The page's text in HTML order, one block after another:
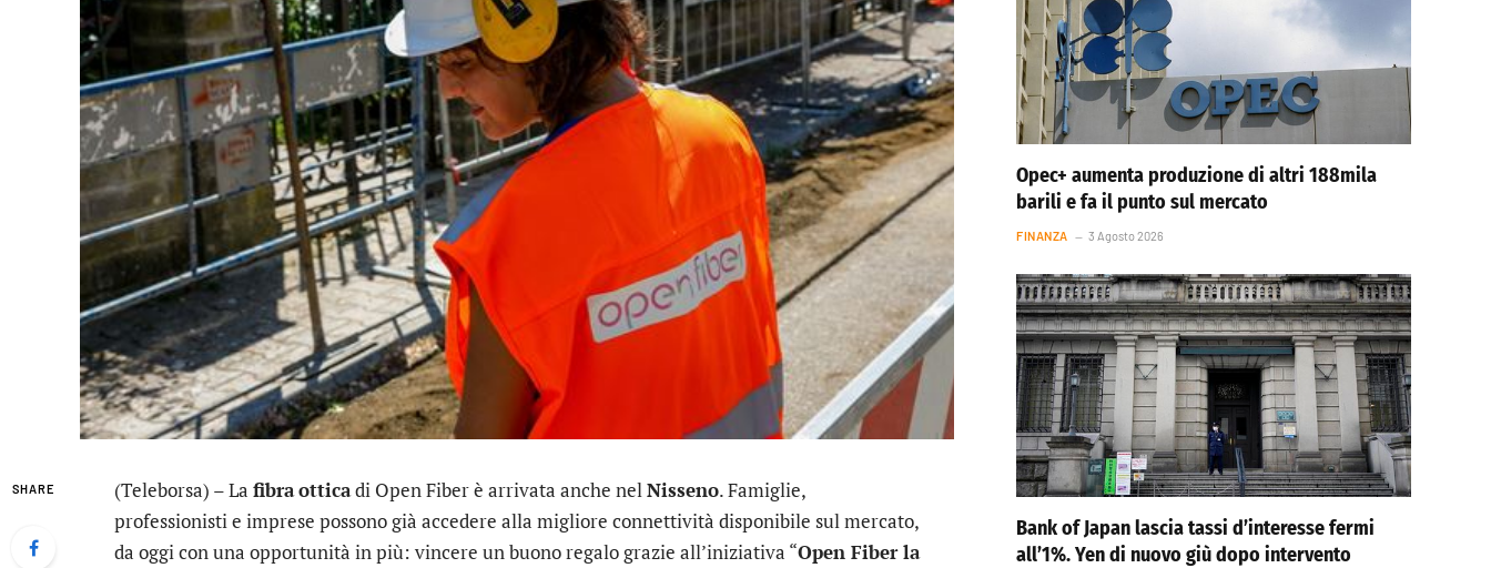
SHARE (Teleborsa) – La fibraotticadi Open Fiber è arrivata anche nelNisseno. Famiglie,
professionisti e imprese possono già accedere alla migliore connettività disponibile sul mercato,
da oggi con una opportunità in più: vincere un buono regalo grazie all’iniziativa “Open Fiber la
Opec+ aumenta produzione di altri 188mila
barili e fa il punto sul mercato
FINANZA 3 Agosto 2026
Bank of Japan lascia tassi d’interesse fermi
all’1%. Yen di nuovo giù dopo intervento